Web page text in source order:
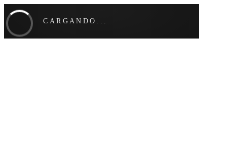
CARGANDO...